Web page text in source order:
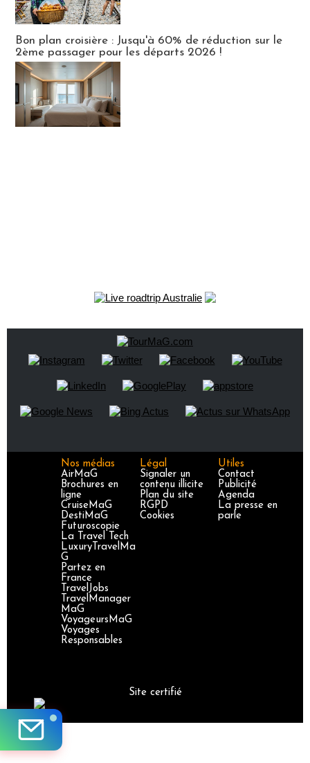
Bon plan croisière : Jusqu'à 60% de réduction sur le
2ème passager pour les départs 2026 !
Nos médias
AirMaG
Brochures en
ligne
CruiseMaG
DestiMaG
Futuroscopie
La Travel Tech
LuxuryTravelMa
G
Partez en
France
TravelJobs
TravelManager
MaG
VoyageursMaG
Voyages
Responsables
Légal
Signaler un
contenu illicite
Plan du site
RGPD
Cookies
Utiles
Contact
Publicité
Agenda
La presse en
parle
Site certifié